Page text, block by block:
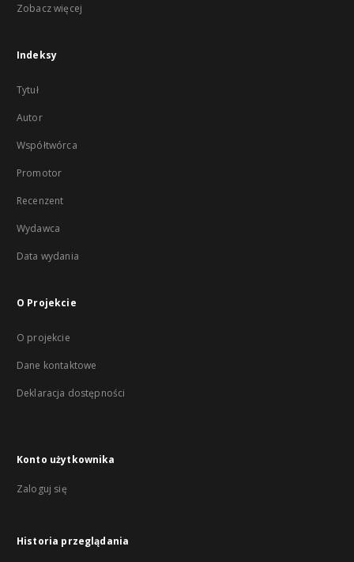
Zobacz więcej
Indeksy
Tytuł
Autor
Współtwórca
Promotor
Recenzent
Wydawca
Data wydania
O Projekcie
O projekcie
Dane kontaktowe
Deklaracja dostępności
Konto użytkownika
Zaloguj się
Historia przeglądania